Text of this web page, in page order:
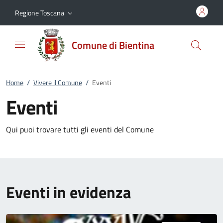
Regione Toscana
Comune di Bientina
Home / Vivere il Comune / Eventi
Eventi
Qui puoi trovare tutti gli eventi del Comune
Eventi in evidenza